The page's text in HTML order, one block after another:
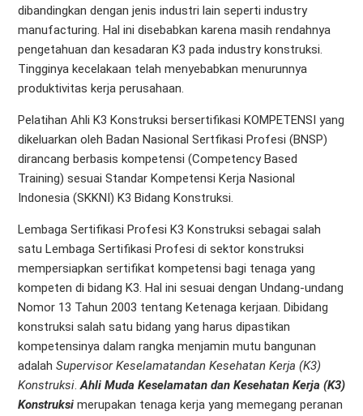
dibandingkan dengan jenis industri lain seperti industry
manufacturing. Hal ini disebabkan karena masih rendahnya
pengetahuan dan kesadaran K3 pada industry konstruksi.
Tingginya kecelakaan telah menyebabkan menurunnya
produktivitas kerja perusahaan.
Pelatihan Ahli K3 Konstruksi bersertifikasi KOMPETENSI yang
dikeluarkan oleh Badan Nasional Sertfikasi Profesi (BNSP)
dirancang berbasis kompetensi (Competency Based
Training) sesuai Standar Kompetensi Kerja Nasional
Indonesia (SKKNI) K3 Bidang Konstruksi.
Lembaga Sertifikasi Profesi K3 Konstruksi sebagai salah
satu Lembaga Sertifikasi Profesi di sektor konstruksi
mempersiapkan sertifikat kompetensi bagi tenaga yang
kompeten di bidang K3. Hal ini sesuai dengan Undang-undang
Nomor 13 Tahun 2003 tentang Ketenaga kerjaan. Dibidang
konstruksi salah satu bidang yang harus dipastikan
kompetensinya dalam rangka menjamin mutu bangunan
adalah Supervisor Keselamatandan Kesehatan Kerja (K3)
Konstruksi.Ahli Muda Keselamatan dan Kesehatan Kerja (K3)
Konstruksi merupakan tenaga kerja yang memegang peranan